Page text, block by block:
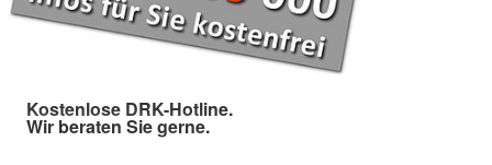
Kostenlose DRK-Hotline.
Wir beraten Sie gerne.